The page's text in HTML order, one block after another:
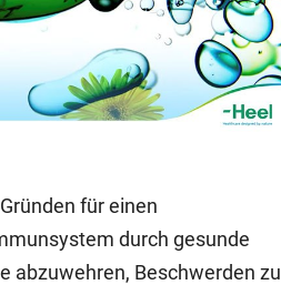
für einen
durch gesunde
abzuwehren, Beschwerden zu